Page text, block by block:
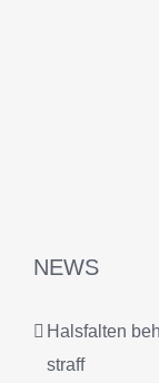
NEWS
Halsfalten
straff